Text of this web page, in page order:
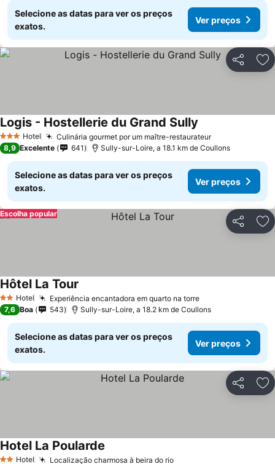
Selecione as datas para ver os preços
exatos.
Ver preços
Partilhar
3 EstrelasHotel Culinária gourmet por um maître-restaurateur
Logis - Hostellerie du Grand Sully
8,9 Excelente 641 Sully-sur-Loire, a 18.1 km de Coullons
Selecione as datas para ver os preços
exatos.
Ver preços
Partilhar
Escolha popular
2 Estrelas
Hotel Experiência encantadora em quarto na torre
Hôtel La Tour
7,6 Boa 543 Sully-sur-Loire, a 18.2 km de Coullons
Selecione as datas para ver os preços
exatos.
Ver preços
Partilhar
Hotel Localização charmosa à beira do rio
Hotel La Poularde